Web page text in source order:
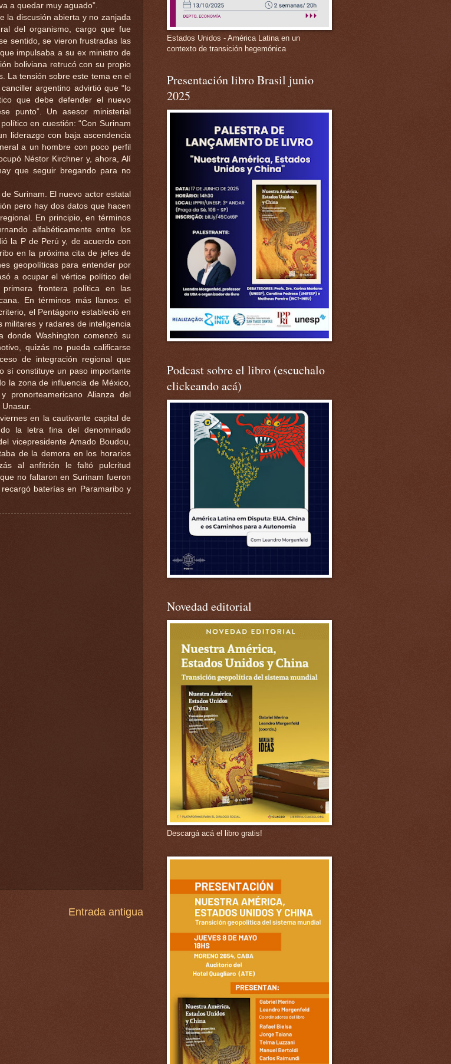
a quedar muy aguado”.
la discusión abierta y no zanjada
del organismo, cargo que fue
sentido, se vieron frustradas las
impulsaba a su ex ministro de
boliviana retrucó con su propio
La tensión sobre este tema en el
argentino advirtió que “lo
que debe defender el nuevo
punto”. Un asesor ministerial
en cuestión: “Con Surinam
liderazgo con baja ascendencia
a un hombre con poco perfil
Néstor Kirchner y, ahora, Alí
que seguir bregando para no
de Surinam. El nuevo actor estatal
pero hay dos datos que hacen
En principio, en términos
alfabéticamente entre los
la P de Perú y, de acuerdo con
en la próxima cita de jefes de
geopolíticas para entender por
a ocupar el vértice político del
frontera política en las
En términos más llanos: el
el Pentágono estableció en
militares y radares de inteligencia
donde Washington comenzó su
quizás no pueda calificarse
de integración regional que
sí constituye un paso importante
la zona de influencia de México,
pronorteamericano Alianza del
en la cautivante capital de
la letra fina del denominado
vicepresidente Amado Boudou,
de la demora en los horarios
al anfitrión le faltó pulcritud
no faltaron en Surinam fueron
baterías en Paramaribo y
Entrada antigua
Estados Unidos - América Latina en un
contexto de transición hegemónica
Presentación libro Brasil junio
2025
Podcast sobre el libro (escuchalo
clickeando acá)
Novedad editorial
Descargá acá el libro gratis!